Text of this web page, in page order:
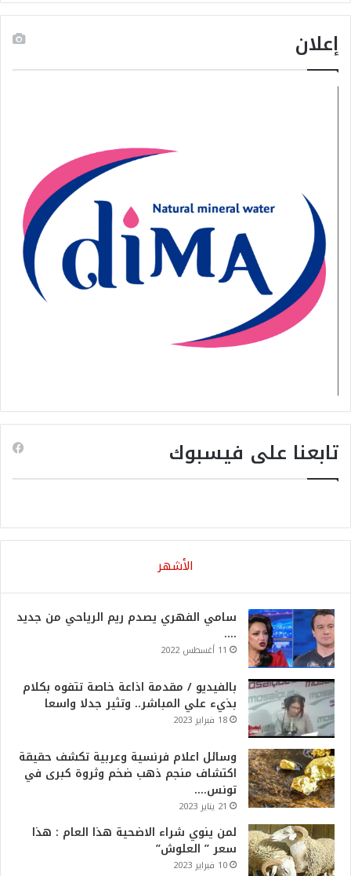
إعلان
تابعنا على فيسبوك
الأشهر
سامي الفهري يصدم ريم الرياحي من جديد
….
11 أغسطس 2022
بالفيديو / مقدمة اذاعة خاصة تتفوه بكلام
بذيء علي المباشر.. وتثير جدلا واسعا
18 فبراير 2023
وسائل اعلام فرنسية وعربية تكشف حقيقة
اكتشاف منجم ذهب ضخم وثروة كبرى في
تونس….
21 يناير 2023
لمن ينوي شراء الاضحية هذا العام : هذا
سعر ” العلوش”
10 فبراير 2023